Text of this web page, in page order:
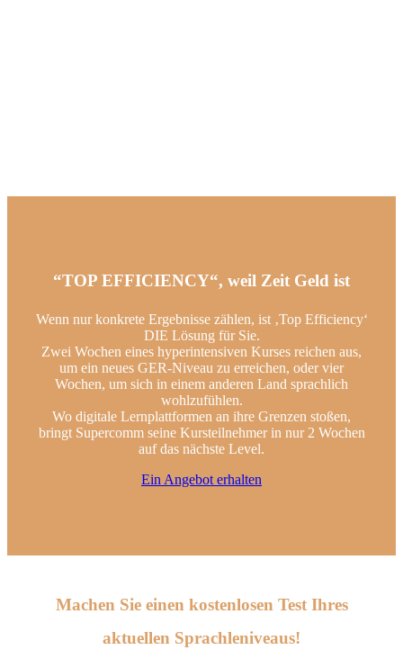
“TOP EFFICIENCY“, weil Zeit Geld ist
Wenn nur konkrete Ergebnisse zählen, ist ‚Top Efficiency‘
DIE Lösung für Sie.
Zwei Wochen eines hyperintensiven Kurses reichen aus,
um ein neues GER-Niveau zu erreichen, oder vier
Wochen, um sich in einem anderen Land sprachlich
wohlzufühlen.
Wo digitale Lernplattformen an ihre Grenzen stoßen,
bringt Supercomm seine Kursteilnehmer in nur 2 Wochen
auf das nächste Level.
Ein Angebot erhalten
Machen Sie einen kostenlosen Test Ihres
aktuellen Sprachleniveaus!